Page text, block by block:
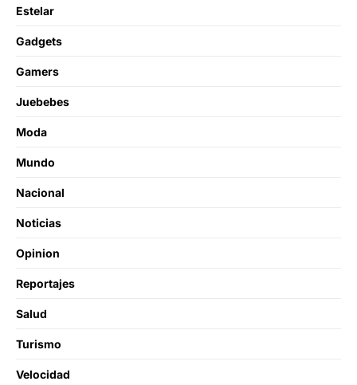
Estelar
Gadgets
Gamers
Juebebes
Moda
Mundo
Nacional
Noticias
Opinion
Reportajes
Salud
Turismo
Velocidad